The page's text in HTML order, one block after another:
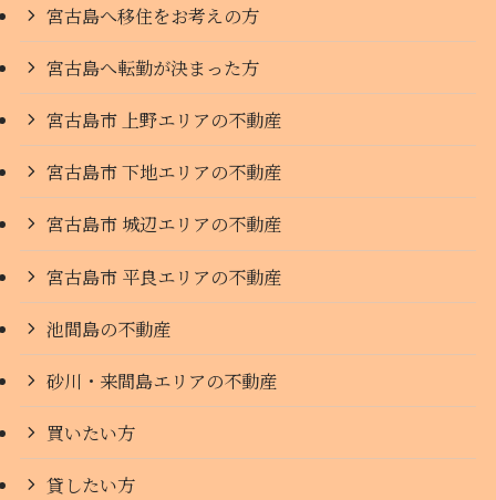
宮古島へ移住をお考えの方
宮古島へ転勤が決まった方
宮古島市 上野エリアの不動産
宮古島市 下地エリアの不動産
宮古島市 城辺エリアの不動産
宮古島市 平良エリアの不動産
池間島の不動産
砂川・来間島エリアの不動産
買いたい方
貸したい方